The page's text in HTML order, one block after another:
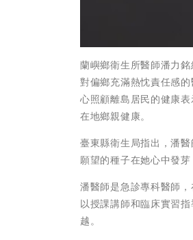
蘭嶼鄉衛生所醫師潘力
對偏鄉充滿熱忱責任感
心照顧離島居民的健康
在地鄉親健康。
臺東縣衛生局指出，潘
願望的種子在她心中發
潘醫師是急診專科醫師
以授課講師和臨床實習
越。